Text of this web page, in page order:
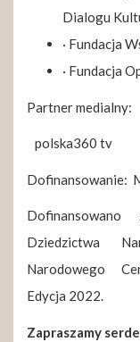
Dialogu
· Fundacja
· Fundacja
Partner medialny:
polska360 tv
Dofinansowanie:
Dziedzictwa
Narodowego
Edycja 2022.
Zapraszamy